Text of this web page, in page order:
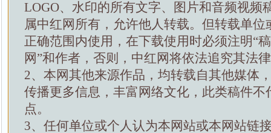
LOGO、水印的所有文字、图片和音频视频
属中红网所有，允许他人转载。但转载单位
正确范围内使用，在下载使用时必须注明“
网”和作者，否则，中红网将依法追究其法
2、本网其他来源作品，均转载自其他媒体
传播更多信息，丰富网络文化，此类稿件不
点。
3、任何单位或个人认为本网站或本网站链